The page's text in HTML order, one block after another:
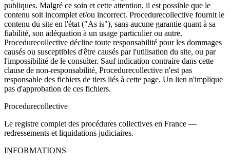
publiques. Malgré ce soin et cette attention, il est possible que le
contenu soit incomplet et/ou incorrect. Procedurecollective fournit le
contenu du site en l'état ("As is"), sans aucune garantie quant à sa
fiabilité, son adéquation à un usage particulier ou autre.
Procedurecollective décline toute responsabilité pour les dommages
causés ou susceptibles d'être causés par l'utilisation du site, ou par
l'impossibilité de le consulter. Sauf indication contraire dans cette
clause de non-responsabilité, Procedurecollective n'est pas
responsable des fichiers de tiers liés à cette page. Un lien n'implique
pas d'approbation de ces fichiers.
Procedurecollective
Le registre complet des procédures collectives en France —
redressements et liquidations judiciaires.
INFORMATIONS